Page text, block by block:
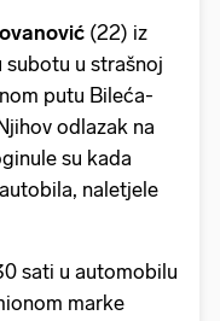
(22) iz
subotu u strašnoj
putu Bileća-
odlazak na
su kada
naletjele
sati u automobilu
marke